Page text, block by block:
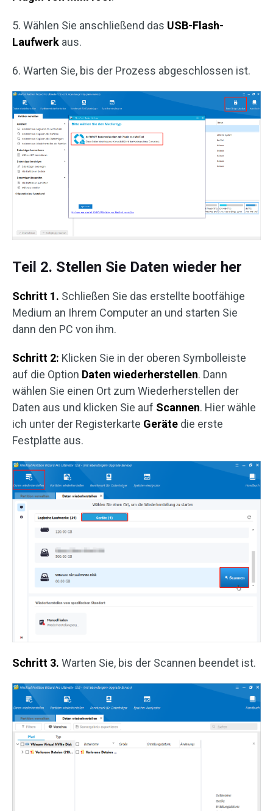
5. Wählen Sie anschließend das USB-Flash-
Laufwerk aus.
6. Warten Sie, bis der Prozess abgeschlossen ist.
Teil 2. Stellen Sie Daten wieder her
Schritt 1. Schließen Sie das erstellte bootfähige
Medium an Ihrem Computer an und starten Sie
dann den PC von ihm.
Schritt 2: Klicken Sie in der oberen Symbolleiste
auf die Option Daten wiederherstellen. Dann
wählen Sie einen Ort zum Wiederherstellen der
Daten aus und klicken Sie auf Scannen. Hier wähle
ich unter der Registerkarte Geräte die erste
Festplatte aus.
Schritt 3. Warten Sie, bis der Scannen beendet ist.